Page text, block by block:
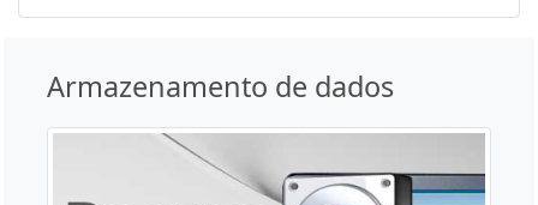
Armazenamento de dados